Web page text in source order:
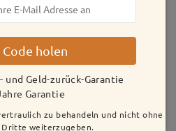
ob ich mir die Brille
froh, dass ich mich
Ich bin sehr zufrieden mit
bereits Freunden
Code holen
und Geld-zurück-Garantie
Garantie
zu behandeln und nicht ohne
Dritte weiterzugeben.